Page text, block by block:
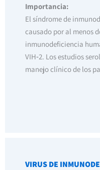
Importancia:
El síndrome de
causado por al menos
inmunodeficiencia
VIH‑2. Los estudios
manejo clínico de los
VIRUS DE